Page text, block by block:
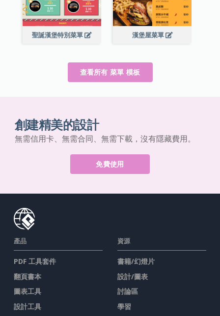
聖誕漢堡特別菜單 漢堡屋菜單
查看所有 菜單 模板
創建精美的設計
無需信用卡、無需合同、無需下載，沒有隱藏費用。
免費使用
產品
PDF 工具套件
翻頁書本
圖表工具
設計工具
資源
書籍/幻燈片
設計/圖表
討論區
學習